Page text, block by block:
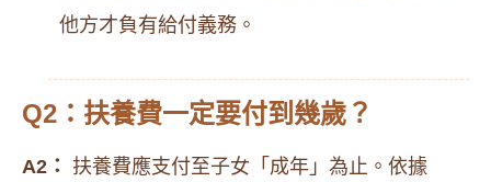
他方才負有給付義務。
Q2：扶養費一定要付到幾歲？
A2：
扶養費應支付至子女「成年」為止。依據